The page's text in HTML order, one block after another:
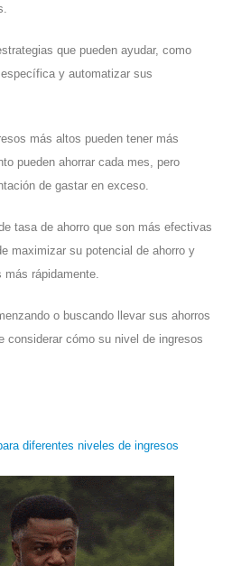
que pueden ayudar, como
y automatizar sus
más altos pueden tener más
pueden ahorrar cada mes, pero
de gastar en exceso.
tasa de ahorro que son más efectivas
maximizar su potencial de ahorro y
rápidamente.
o buscando llevar sus ahorros
considerar cómo su nivel de ingresos
diferentes niveles de ingresos